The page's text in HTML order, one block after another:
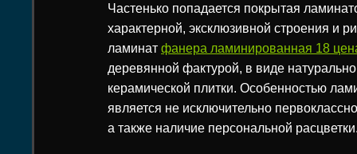
Частенько попадается покрытая
характерной, эксклюзивной строения и
ламинат фанера ламинированная 18
деревянной фактурой, в виде
керамической плитки. Особенностью
является не исключительно
а также наличие персональной